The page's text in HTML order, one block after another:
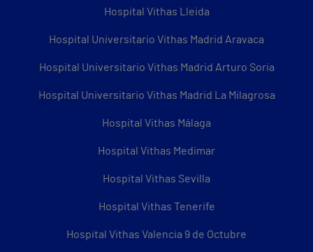
Hospital Vithas Lleida
Hospital Universitario Vithas Madrid Aravaca
Hospital Universitario Vithas Madrid Arturo Soria
Hospital Universitario Vithas Madrid La Milagrosa
Hospital Vithas Málaga
Hospital Vithas Medimar
Hospital Vithas Sevilla
Hospital Vithas Tenerife
Hospital Vithas Valencia 9 de Octubre